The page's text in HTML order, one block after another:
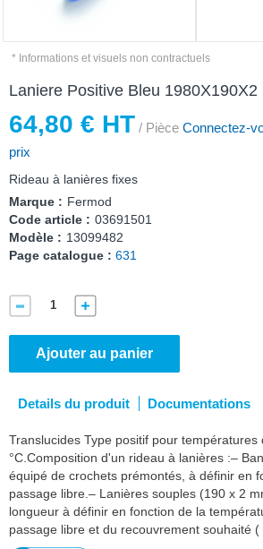
* Informations et visuels non contractuels
Laniere Positive Bleu 1980X190X2
64,80 € HT / Pièce Connectez-
prix
Rideau à lanières fixes
Marque : Fermod
Code article : 03691501
Modèle : 13099482
Page catalogue : 631
Ajouter au panier
Details du produit Documentations
Translucides Type positif pour températures
°C.Composition d'un rideau à lanières :–
équipé de crochets prémontés, à définir en
passage libre.– Lanières souples (190 x 2
longueur à définir en fonction de la
passage libre et du recouvrement souhaité (